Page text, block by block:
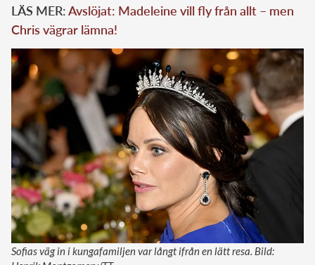
LÄS MER:Avslöjat: Madeleine vill fly från allt – men
Chris vägrar lämna!
Sofias väg in i kungafamiljen var långt ifrån en lätt resa. Bild: